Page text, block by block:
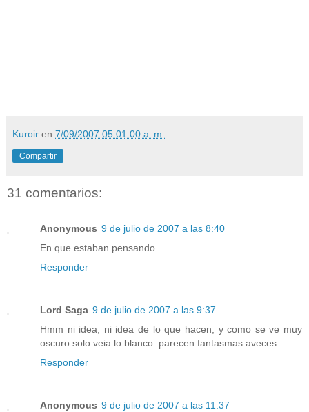
Kuroir en 7/09/2007 05:01:00 a. m.
Compartir
31 comentarios:
Anonymous 9 de julio de 2007 a las 8:40
En que estaban pensando .....
Responder
Lord Saga 9 de julio de 2007 a las 9:37
Hmm ni idea, ni idea de lo que hacen, y como se ve muy
oscuro solo veia lo blanco. parecen fantasmas aveces.
Responder
Anonymous 9 de julio de 2007 a las 11:37